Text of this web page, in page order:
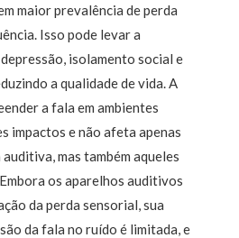
maior prevalência de perda
Isso pode levar a
isolamento social e
a qualidade de vida. A
a fala em ambientes
impactos e não afeta apenas
mas também aqueles
os aparelhos auditivos
da perda sensorial, sua
da fala no ruído é limitada, e